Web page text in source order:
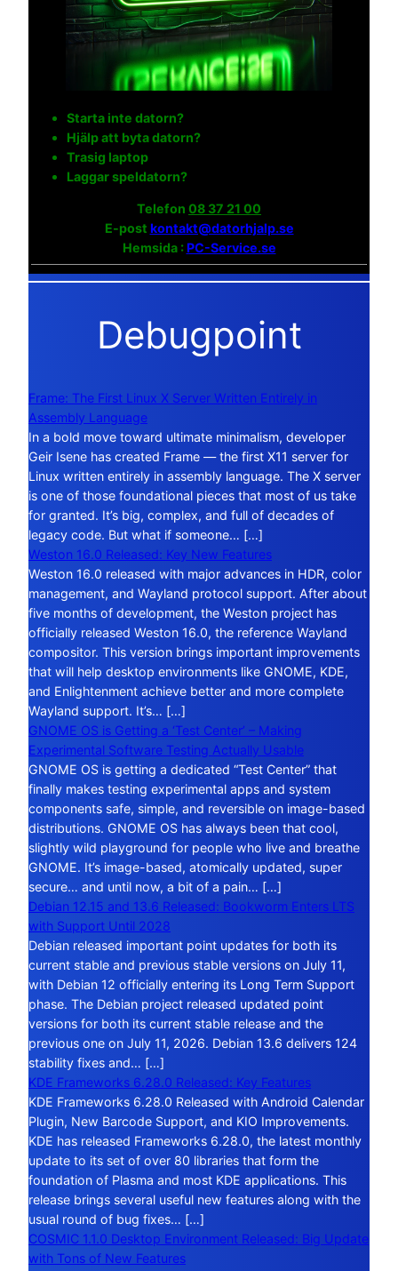
Starta inte datorn?
Hjälp att byta datorn?
Trasig laptop
Laggar speldatorn?
Telefon 08 37 21 00
E-post kontakt@datorhjalp.se
Hemsida :PC-Service.se
Debugpoint
Frame: The First Linux X Server Written Entirely in
Assembly Language
In a bold move toward ultimate minimalism, developer
Geir Isene has created Frame — the first X11 server for
Linux written entirely in assembly language. The X server
is one of those foundational pieces that most of us take
for granted. It’s big, complex, and full of decades of
legacy code. But what if someone… […]
Weston 16.0 Released: Key New Features
Weston 16.0 released with major advances in HDR, color
management, and Wayland protocol support. After about
five months of development, the Weston project has
officially released Weston 16.0, the reference Wayland
compositor. This version brings important improvements
that will help desktop environments like GNOME, KDE,
and Enlightenment achieve better and more complete
Wayland support. It’s… […]
GNOME OS is Getting a ‘Test Center’ – Making
Experimental Software Testing Actually Usable
GNOME OS is getting a dedicated “Test Center” that
finally makes testing experimental apps and system
components safe, simple, and reversible on image-based
distributions. GNOME OS has always been that cool,
slightly wild playground for people who live and breathe
GNOME. It’s image-based, atomically updated, super
secure… and until now, a bit of a pain… […]
Debian 12.15 and 13.6 Released: Bookworm Enters LTS
with Support Until 2028
Debian released important point updates for both its
current stable and previous stable versions on July 11,
with Debian 12 officially entering its Long Term Support
phase. The Debian project released updated point
versions for both its current stable release and the
previous one on July 11, 2026. Debian 13.6 delivers 124
stability fixes and… […]
KDE Frameworks 6.28.0 Released: Key Features
KDE Frameworks 6.28.0 Released with Android Calendar
Plugin, New Barcode Support, and KIO Improvements.
KDE has released Frameworks 6.28.0, the latest monthly
update to its set of over 80 libraries that form the
foundation of Plasma and most KDE applications. This
release brings several useful new features along with the
usual round of bug fixes… […]
COSMIC 1.1.0 Desktop Environment Released: Big Update
with Tons of New Features